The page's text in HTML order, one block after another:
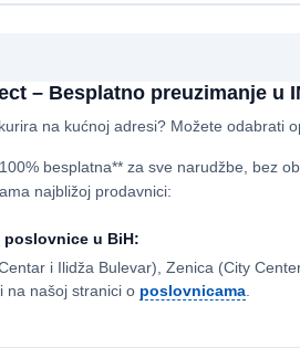
– Besplatno preuzimanje u
na kućnoj adresi? Možete odabrati
besplatna** za sve narudžbe, bez
najbližoj prodavnici:
poslovnice u BiH:
i Ilidža Bulevar), Zenica (City
na našoj stranici o poslovnicama.